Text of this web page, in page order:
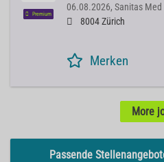
Premium
06.08.2026, Sanitas Med
8004 Zürich
Merken
More
Passende